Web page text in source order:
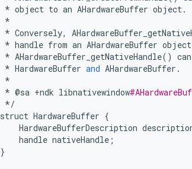
* object to an AHardwareBuffer object.
*
* Conversely,
* handle from an AHardwareBuffer object
* AHardwareBuffer_getNativeHandle() can
* HardwareBuffer and AHardwareBuffer .
*
* @sa +ndk libnativewindow
*/
struct HardwareBuffer {
HardwareBufferDescription
handle nativeHandle ;
}